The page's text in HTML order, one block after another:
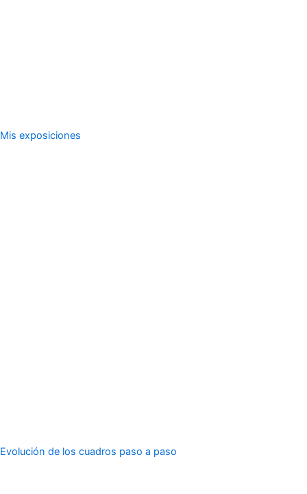
Mis exposiciones
Evolución de los cuadros paso a paso